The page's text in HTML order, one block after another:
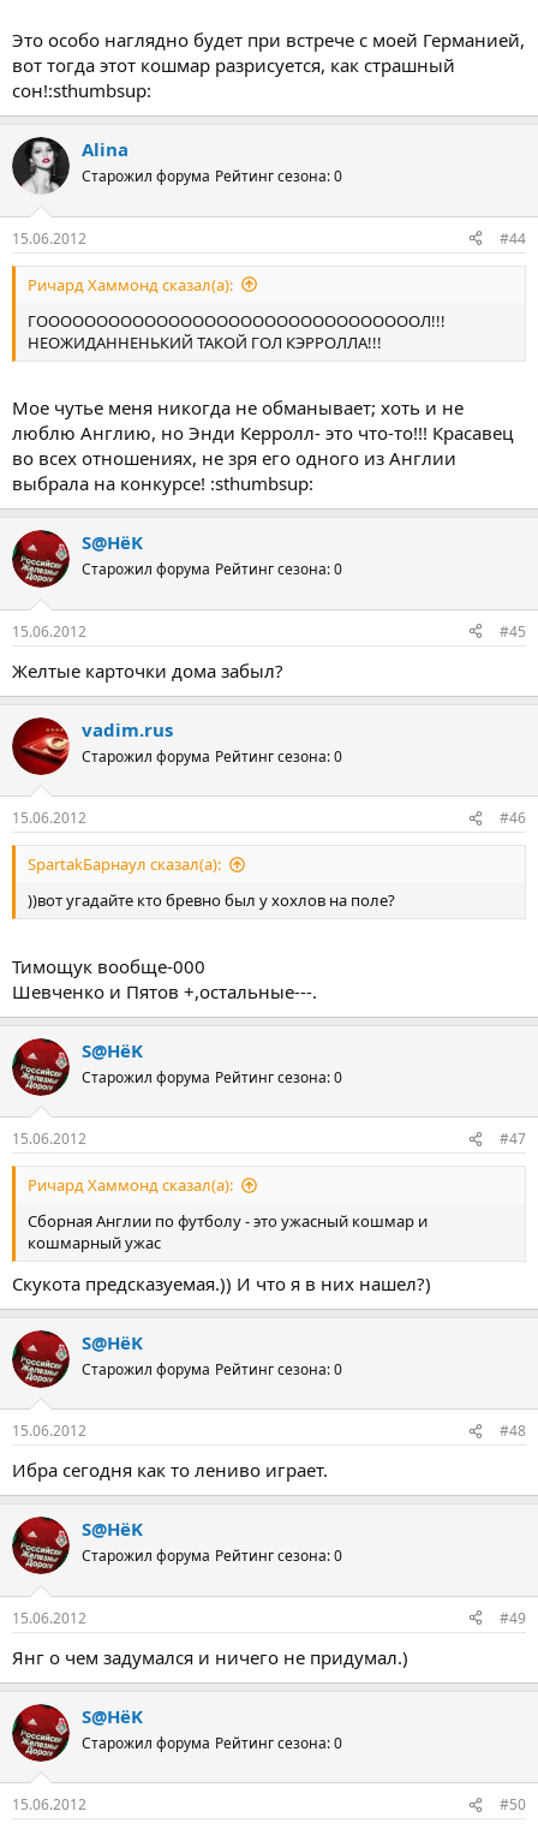
Это особо наглядно будет при встрече с моей Германией,
вот тогда этот кошмар разрисуется, как страшный
сон!:sthumbsup:
Alina
Старожил форума Рейтинг сезона: 0
15.06.2012 #44
Ричард Хаммонд сказал(а):
ГООООООООООООООООООООООООООООООООЛ!!!
НЕОЖИДАННЕНЬКИЙ ТАКОЙ ГОЛ КЭРРОЛЛА!!!
Мое чутье меня никогда не обманывает; хоть и не
люблю Англию, но Энди Керролл- это что-то!!! Красавец
во всех отношениях, не зря его одного из Англии
выбрала на конкурсе! :sthumbsup:
S@HёK
Старожил форума Рейтинг сезона: 0
15.06.2012 #45
Желтые карточки дома забыл?
vadim.rus
Старожил форума Рейтинг сезона: 0
15.06.2012 #46
SpartakБарнаул сказал(а):
))вот угадайте кто бревно был у хохлов на поле?
Тимощук вообще-000
Шевченко и Пятов +,остальные---.
S@HёK
Старожил форума Рейтинг сезона: 0
15.06.2012 #47
Ричард Хаммонд сказал(а):
Сборная Англии по футболу - это ужасный кошмар и
кошмарный ужас
Скукота предсказуемая.)) И что я в них нашел?)
S@HёK
Старожил форума Рейтинг сезона: 0
15.06.2012 #48
Ибра сегодня как то лениво играет.
S@HёK
Старожил форума Рейтинг сезона: 0
15.06.2012 #49
Янг о чем задумался и ничего не придумал.)
S@HёK
Старожил форума Рейтинг сезона: 0
15.06.2012 #50